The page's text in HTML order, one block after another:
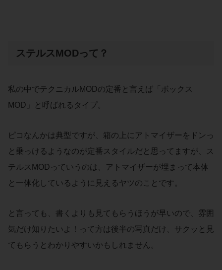
ステルスMODって？
私の中でテクニカルMODの定番と言えば「ボックス
MOD」と呼ばれるタイプ。
ピコなんかは典型ですが、箱の上にアトマイザーをドンっ
と乗っけるようなのが定番スタイルだと思ってますが、ス
テルスMODっていうのは、アトマイザーが埋まって本体
と一体化しているように見えるヤツのことです。
と言っても、書くよりも見てもらうほうが早いので、雰囲
気だけ知りたいよ！って方は後半の写真だけ、サクッと見
てもらうとわかりやすいかもしれません。